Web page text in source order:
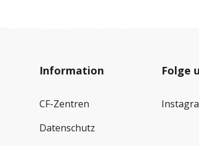
Information
CF-Zentren
Datenschutz
Folge